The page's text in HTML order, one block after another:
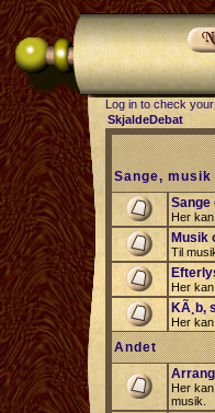
Log in to check
SkjaldeDebat
Sange,
Sange
Her
Musik
Til
Her kan
KÃ¸b,
Her
Andet
Her
musik.